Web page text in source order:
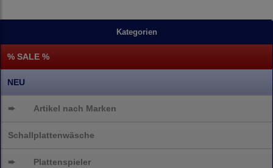
Kategorien
% SALE %
NEU
➨ Artikel nach Marken
Schallplattenwäsche
➨ Plattenspieler